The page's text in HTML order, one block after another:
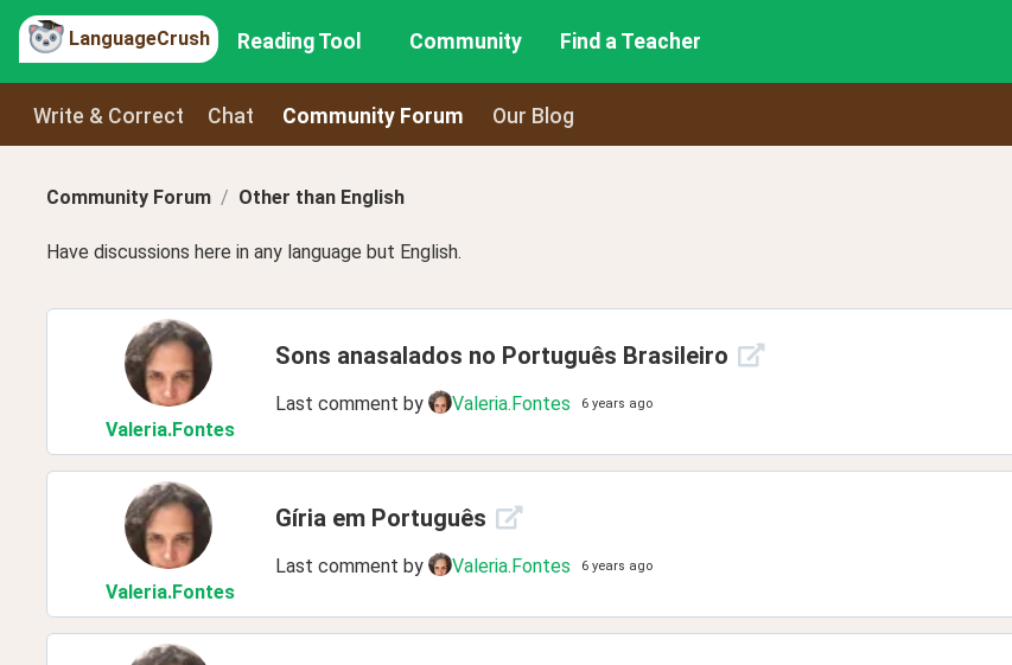
LanguageCrush Reading Tool Community Find a Teacher
Write & Correct Chat Community Forum Our Blog
Community Forum Other than English
Have discussions here in any language but English.
Valeria.Fontes
Sons anasalados no Português Brasileiro
Last comment by
Valeria.Fontes 6 years ago
Valeria.Fontes
Gíria em Português
Last comment by
Valeria.Fontes 6 years ago